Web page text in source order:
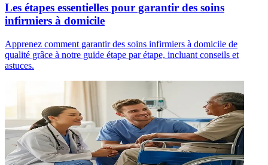
Les étapes essentielles pour garantir des soins
infirmiers à domicile
Apprenez comment garantir des soins infirmiers à domicile de
qualité grâce à notre guide étape par étape, incluant conseils et
astuces.